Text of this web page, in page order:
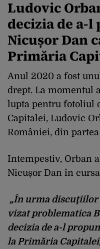
Ludovic
decizia de a-l
Nicușor Dan
Primăria
Anul 2020 a fost
drept. La momentul
lupta pentru fotoliul
Capitalei, Ludovic
României, din partea
Intempestiv, Orban
Nicușor Dan în
„În urma discuţiilor
vizat problematica
decizia de a-l
la Primăria